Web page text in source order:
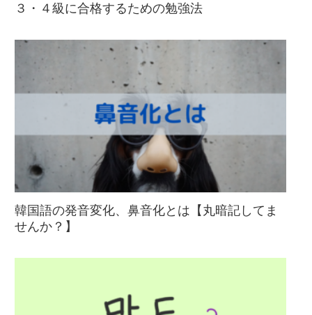
３・４級に合格するための勉強法
韓国語の発音変化、鼻音化とは【丸暗記してま
せんか？】